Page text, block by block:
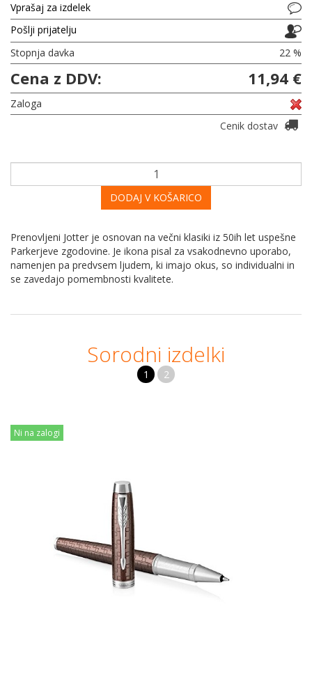
Vprašaj za izdelek
Pošlji prijatelju
Stopnja davka
22 %
Cena z DDV: 11,94 €
Zaloga
Cenik dostav
DODAJ V KOŠARICO
Prenovljeni Jotter je osnovan na večni klasiki iz 50ih let uspešne
Parkerjeve zgodovine. Je ikona pisal za vsakodnevno uporabo,
namenjen pa predvsem ljudem, ki imajo okus, so individualni in
se zavedajo pomembnosti kvalitete.
Sorodni izdelki
1 2
Ni na zalogi